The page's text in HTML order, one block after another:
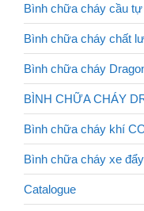
Bình chữa cháy cầu tự
Bình chữa cháy chất
Bình chữa cháy
BÌNH CHỮA CHÁY
Bình chữa cháy khí
Bình chữa cháy xe
Catalogue